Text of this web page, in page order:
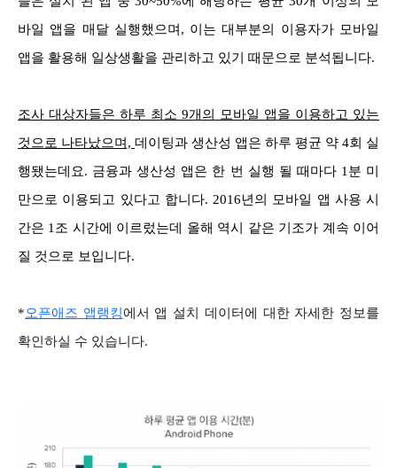
바일 앱을 매달 실행했으며, 이는 대부분의 이용자가 모바일
앱을 활용해 일상생활을 관리하고 있기 때문으로 분석됩니다.
조사 대상자들은 하루 최소 9개의 모바일 앱을 이용하고 있는
것으로 나타났으며, 데이팅과 생산성 앱은 하루 평균 약 4회 실
행됐는데요. 금융과 생산성 앱은 한 번 실행 될 때마다 1분 미
만으로 이용되고 있다고 합니다. 2016년의 모바일 앱 사용 시
간은 1조 시간에 이르렀는데 올해 역시 같은 기조가 계속 이어
질 것으로 보입니다.
*오픈애즈 앱랭킹에서 앱 설치 데이터에 대한 자세한 정보를
확인하실 수 있습니다.